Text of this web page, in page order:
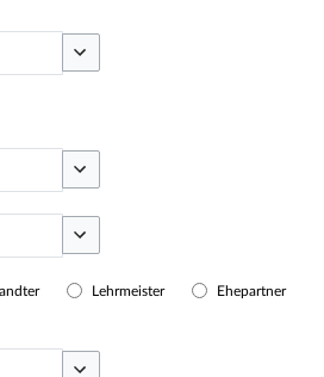
Optionen umschalten
Optionen umschalten
Optionen umschalten
Lehrmeister
Ehepartner